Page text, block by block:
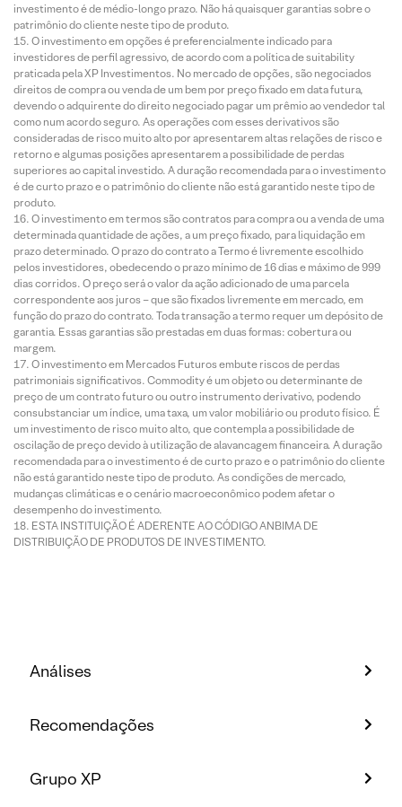
investimento é de médio-longo prazo. Não há quaisquer garantias sobre o
patrimônio do cliente neste tipo de produto.
O investimento em opções é preferencialmente indicado para
investidores de perfil agressivo, de acordo com a política de suitability
praticada pela XP Investimentos. No mercado de opções, são negociados
direitos de compra ou venda de um bem por preço fixado em data futura,
devendo o adquirente do direito negociado pagar um prêmio ao vendedor tal
como num acordo seguro. As operações com esses derivativos são
consideradas de risco muito alto por apresentarem altas relações de risco e
retorno e algumas posições apresentarem a possibilidade de perdas
superiores ao capital investido. A duração recomendada para o investimento
é de curto prazo e o patrimônio do cliente não está garantido neste tipo de
produto.
O investimento em termos são contratos para compra ou a venda de uma
determinada quantidade de ações, a um preço fixado, para liquidação em
prazo determinado. O prazo do contrato a Termo é livremente escolhido
pelos investidores, obedecendo o prazo mínimo de 16 dias e máximo de 999
dias corridos. O preço será o valor da ação adicionado de uma parcela
correspondente aos juros – que são fixados livremente em mercado, em
função do prazo do contrato. Toda transação a termo requer um depósito de
garantia. Essas garantias são prestadas em duas formas: cobertura ou
margem.
O investimento em Mercados Futuros embute riscos de perdas
patrimoniais significativos. Commodity é um objeto ou determinante de
preço de um contrato futuro ou outro instrumento derivativo, podendo
consubstanciar um índice, uma taxa, um valor mobiliário ou produto físico. É
um investimento de risco muito alto, que contempla a possibilidade de
oscilação de preço devido à utilização de alavancagem financeira. A duração
recomendada para o investimento é de curto prazo e o patrimônio do cliente
não está garantido neste tipo de produto. As condições de mercado,
mudanças climáticas e o cenário macroeconômico podem afetar o
desempenho do investimento.
ESTA INSTITUIÇÃO É ADERENTE AO CÓDIGO ANBIMA DE
DISTRIBUIÇÃO DE PRODUTOS DE INVESTIMENTO.
Análises
Recomendações
Grupo XP